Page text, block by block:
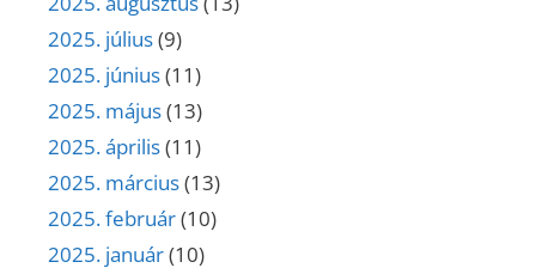
2025. július(9)
2025. június(11)
2025. május(13)
2025. április(11)
2025. március(13)
2025. február(10)
2025. január(10)